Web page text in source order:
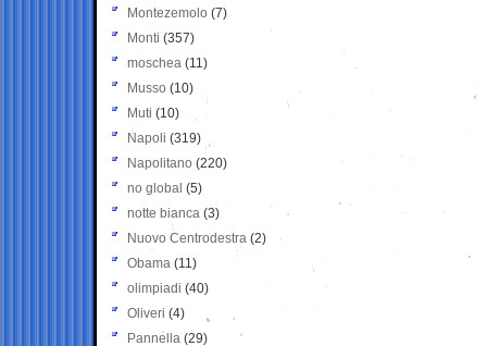
Montezemolo (7)
Monti (357)
moschea (11)
Musso (10)
Muti (10)
Napoli (319)
Napolitano (220)
no global (5)
notte bianca (3)
Nuovo Centrodestra (2)
Obama (11)
olimpiadi (40)
Oliveri (4)
Pannella (29)